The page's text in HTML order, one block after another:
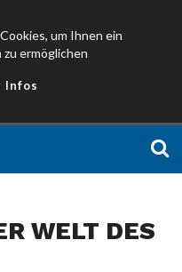
um Ihnen ein
ermöglichen
Infos
WELT DES